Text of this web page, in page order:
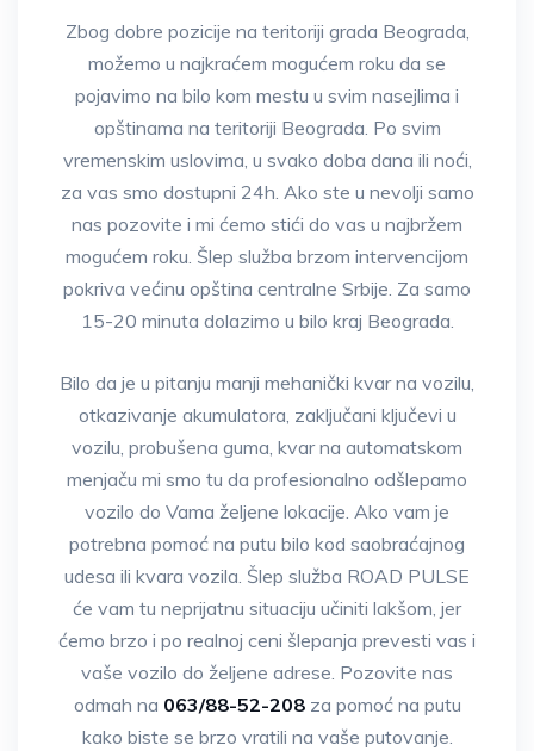
Zbog dobre pozicije na teritoriji grada Beograda,
možemo u najkraćem mogućem roku da se
pojavimo na bilo kom mestu u svim nasejlima i
opštinama na teritoriji Beograda. Po svim
vremenskim uslovima, u svako doba dana ili noći,
za vas smo dostupni 24h. Ako ste u nevolji samo
nas pozovite i mi ćemo stići do vas u najbržem
mogućem roku. Šlep služba brzom intervencijom
pokriva većinu opština centralne Srbije. Za samo
15-20 minuta dolazimo u bilo kraj Beograda.
Bilo da je u pitanju manji mehanički kvar na vozilu,
otkazivanje akumulatora, zaključani ključevi u
vozilu, probušena guma, kvar na automatskom
menjaču mi smo tu da profesionalno odšlepamo
vozilo do Vama željene lokacije. Ako vam je
potrebna pomoć na putu bilo kod saobraćajnog
udesa ili kvara vozila. Šlep služba ROAD PULSE
će vam tu neprijatnu situaciju učiniti lakšom, jer
ćemo brzo i po realnoj ceni šlepanja prevesti vas i
vaše vozilo do željene adrese. Pozovite nas
odmah na 063/88-52-208za pomoć na putu
kako biste se brzo vratili na vaše putovanje.